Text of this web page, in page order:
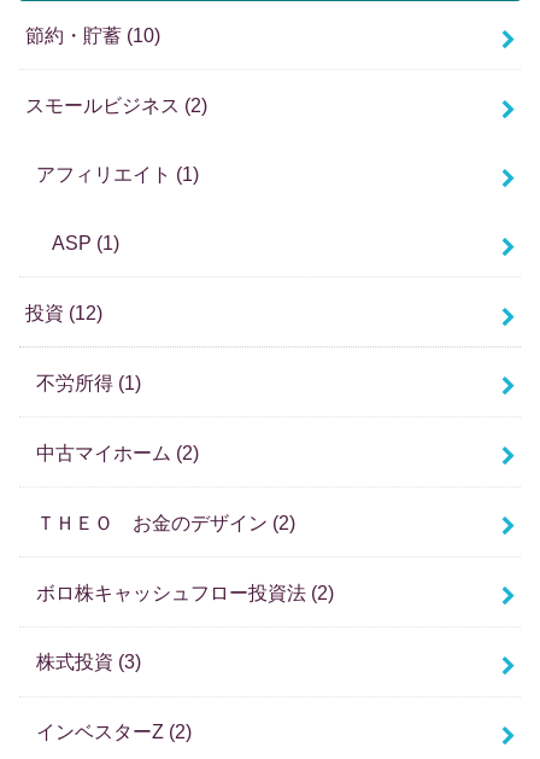
節約・貯蓄 (10)
スモールビジネス (2)
アフィリエイト (1)
ASP (1)
投資 (12)
不労所得 (1)
中古マイホーム (2)
ＴＨＥＯ お金のデザイン (2)
ボロ株キャッシュフロー投資法 (2)
株式投資 (3)
インベスターZ (2)